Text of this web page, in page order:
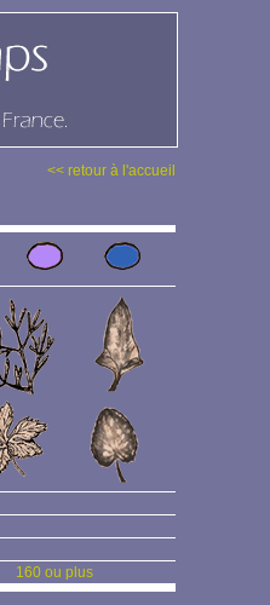
<< retour à l'accueil
160 ou plus